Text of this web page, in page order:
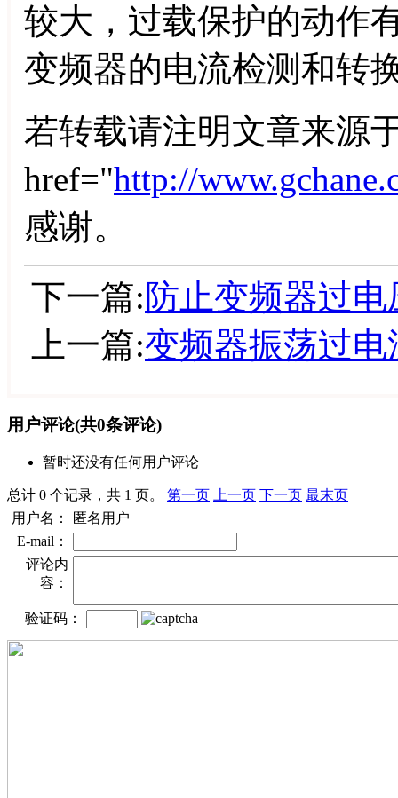
较大，过载保护的动作
变频器的电流检测和转
若转载请注明文章来源
href="http://
感谢。
下一篇:防止变频器过
上一篇:变频器振荡过
用户评论(共0条评论)
暂时还没有任何用户评论
总计 0 个记录，共 1 页。 第一页 上一页 下一页 最末页
用户名：
匿名用户
E-mail：
评论内
容：
验证码：